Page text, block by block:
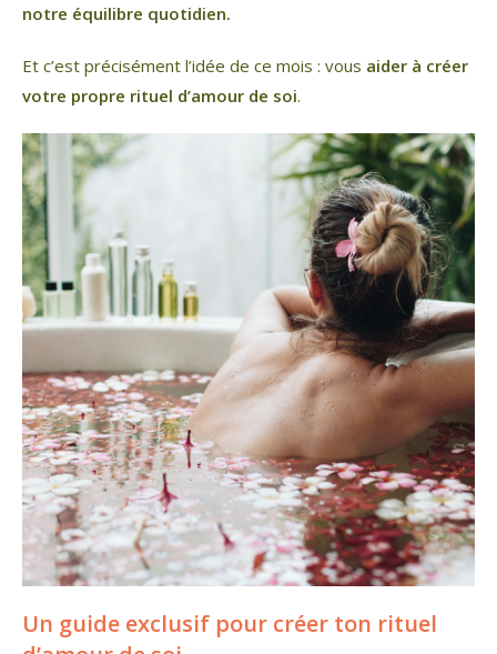
notre équilibre quotidien.
Et c’est précisément l’idée de ce mois : vous aider à créer
votre propre rituel d’amour de soi.
Un guide exclusif pour créer ton rituel